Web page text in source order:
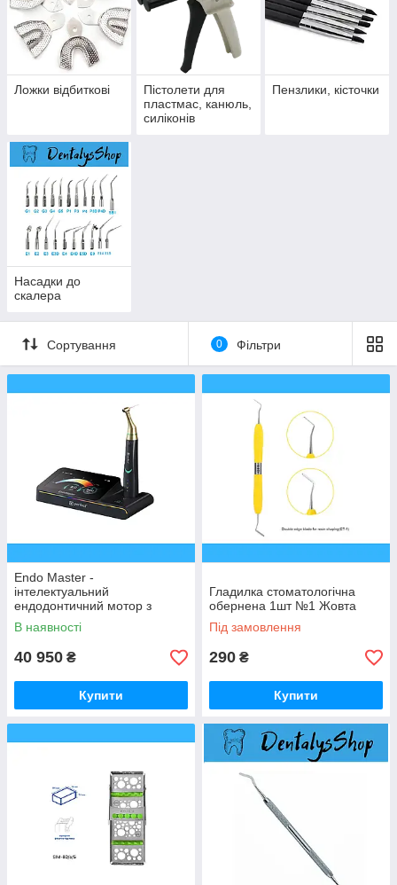
Ложки відбиткові
Пістолети для
пластмас, канюль,
силіконів
Пензлики, кісточки
Насадки до
скалера
Сортування 0 Фільтри
Endo Master -
інтелектуальний
ендодонтичний мотор з
інтегрованим
апекслокатором
В наявності
40 950 ₴
Купити
Гладилка стоматологічна
обернена 1шт №1 Жовта
Під замовлення
290 ₴
Купити